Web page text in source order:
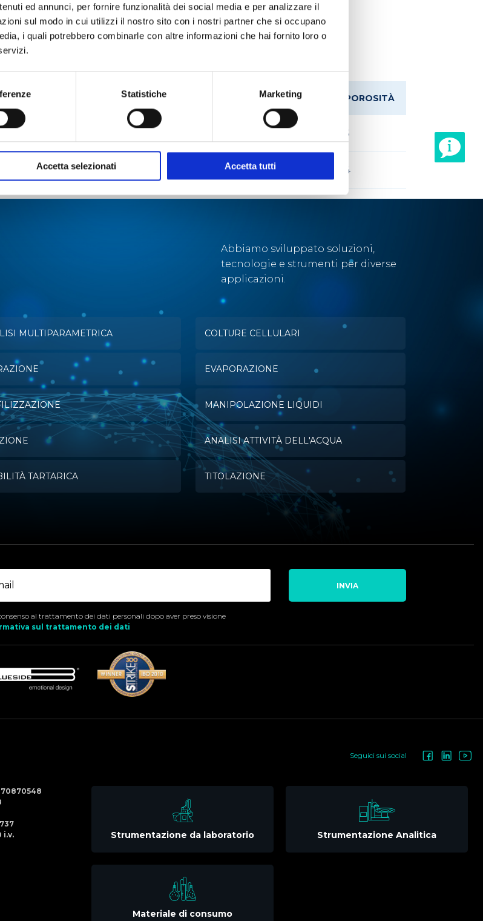
ed annunci, per fornire funzionalità dei social media e per analizzare il
sul modo in cui utilizzi il nostro sito con i nostri partner che si occupano
i quali potrebbero combinarle con altre informazioni che hai fornito loro o
Statistiche Marketing
Accetta selezionati Accetta tutti
MM Ø FILTRO MM Ø GAMBO MM ALTEZZA TOT. MM POROSITÀ
3
25 100 4
Abbiamo sviluppato soluzioni,
tecnologie e strumenti per diverse
applicazioni.
MULTIPARAMETRICA COLTURE CELLULARI
EVAPORAZIONE
MANIPOLAZIONE LIQUIDI
ANALISI ATTIVITÀ DELL'ACQUA
TARTARICA TITOLAZIONE
al trattamento dei dati personali dopo aver preso visione
sul trattamento dei dati
INVIA
Menu
Seguici sui social
i.v.
Strumentazione da laboratorio Strumentazione Analitica
Materiale di consumo